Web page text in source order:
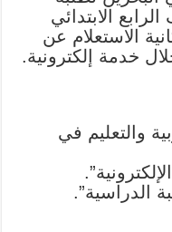
الابتدائي
الاستعلام عن
خدمة إلكترونية.
والتعليم في